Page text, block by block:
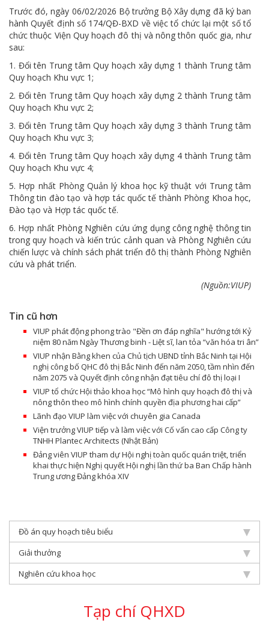
Trước đó, ngày 06/02/2026 Bộ trưởng Bộ Xây dựng đã ký ban
hành Quyết định số 174/QĐ-BXD về việc tổ chức lại một số tổ
chức thuộc Viện Quy hoạch đô thị và nông thôn quốc gia, như
sau:
1. Đổi tên Trung tâm Quy hoạch xây dựng 1 thành Trung tâm
Quy hoạch Khu vực 1;
2. Đổi tên Trung tâm Quy hoạch xây dựng 2 thành Trung tâm
Quy hoạch Khu vực 2;
3. Đổi tên Trung tâm Quy hoạch xây dựng 3 thành Trung tâm
Quy hoạch Khu vực 3;
4. Đổi tên Trung tâm Quy hoạch xây dựng 4 thành Trung tâm
Quy hoạch Khu vực 4;
5. Hợp nhất Phòng Quản lý khoa học kỹ thuật với Trung tâm
Thông tin đào tạo và hợp tác quốc tế thành Phòng Khoa học,
Đào tạo và Hợp tác quốc tế.
6. Hợp nhất Phòng Nghiên cứu ứng dụng công nghệ thông tin
trong quy hoạch và kiến trúc cảnh quan và Phòng Nghiên cứu
chiến lược và chính sách phát triển đô thị thành Phòng Nghiên
cứu và phát triển.
(Nguồn:VIUP)
Tin cũ hơn
VIUP phát động phong trào "Đền ơn đáp nghĩa" hướng tới Kỷ
niệm 80 năm Ngày Thương binh - Liệt sĩ, lan tỏa “văn hóa tri ân”
VIUP nhận Bằng khen của Chủ tịch UBND tỉnh Bắc Ninh tại Hội
nghị công bố QHC đô thị Bắc Ninh đến năm 2050, tầm nhìn đến
năm 2075 và Quyết định công nhận đạt tiêu chí đô thị loại I
VIUP tổ chức Hội thảo khoa học “Mô hình quy hoạch đô thị và
nông thôn theo mô hình chính quyền địa phương hai cấp”
Lãnh đạo VIUP làm việc với chuyên gia Canada
Viện trưởng VIUP tiếp và làm việc với Cố vấn cao cấp Công ty
TNHH Plantec Architects (Nhật Bản)
Đảng viên VIUP tham dự Hội nghị toàn quốc quán triệt, triển
khai thực hiện Nghị quyết Hội nghị lần thứ ba Ban Chấp hành
Trung ương Đảng khóa XIV
Đồ án quy hoạch tiêu biểu
Giải thưởng
Nghiên cứu khoa học
Tạp chí QHXD